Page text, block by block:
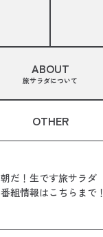
ABOUT
旅サラダについて
OTHER
朝だ！生です旅サラダ
番組情報はこちらまで！